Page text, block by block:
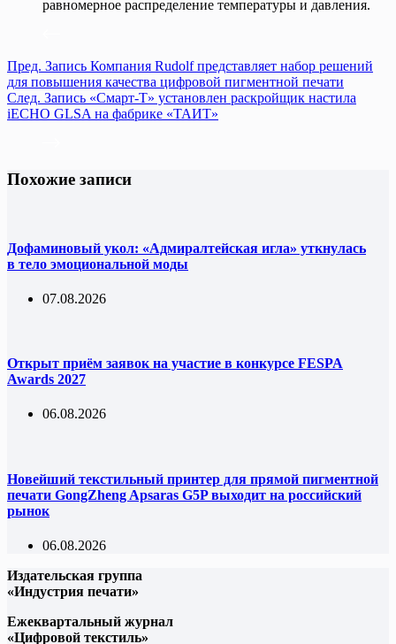
равномерное распределение температуры и давления.
Пред. Запись Компания Rudolf представляет набор решений
для повышения качества цифровой пигментной печати
След. Запись «Смарт-Т» установлен раскройщик настила
iECHO GLSA на фабрике «ТАИТ»
Похожие записи
Дофаминовый укол: «Адмиралтейская игла» уткнулась
в тело эмоциональной моды
07.08.2026
Открыт приём заявок на участие в конкурсе FESPA
Awards 2027
06.08.2026
Новейший текстильный принтер для прямой пигментной
печати GongZheng Apsaras G5P выходит на российский
рынок
06.08.2026
Издательская группа
«Индустрия печати»
Ежеквартальный журнал
«Цифровой текстиль»